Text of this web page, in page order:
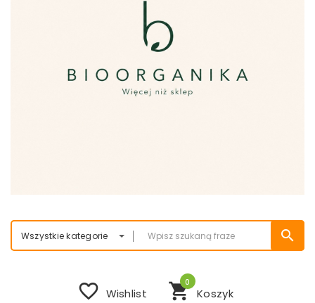
Wszystkie kategorie search
shopping_cart Koszyk
0
favorite_border Wishlist